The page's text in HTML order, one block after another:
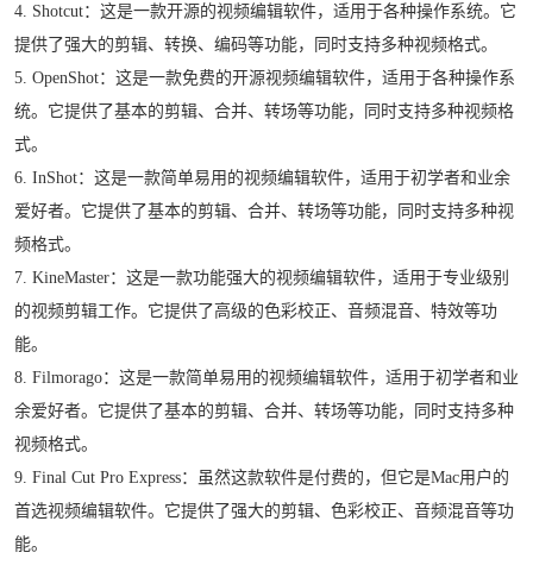
4. Shotcut：这是一款开源的视频编辑软件，适用于各种操作系统。它
提供了强大的剪辑、转换、编码等功能，同时支持多种视频格式。
5. OpenShot：这是一款免费的开源视频编辑软件，适用于各种操作系
统。它提供了基本的剪辑、合并、转场等功能，同时支持多种视频格
式。
6. InShot：这是一款简单易用的视频编辑软件，适用于初学者和业余
爱好者。它提供了基本的剪辑、合并、转场等功能，同时支持多种视
频格式。
7. KineMaster：这是一款功能强大的视频编辑软件，适用于专业级别
的视频剪辑工作。它提供了高级的色彩校正、音频混音、特效等功
能。
8. Filmorago：这是一款简单易用的视频编辑软件，适用于初学者和业
余爱好者。它提供了基本的剪辑、合并、转场等功能，同时支持多种
视频格式。
9. Final Cut Pro Express：虽然这款软件是付费的，但它是Mac用户的
首选视频编辑软件。它提供了强大的剪辑、色彩校正、音频混音等功
能。